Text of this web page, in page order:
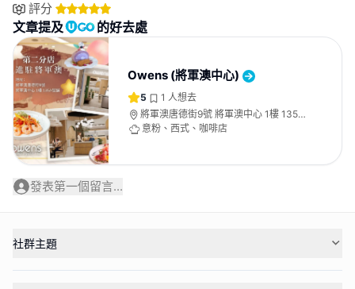
評分
文章提及 的好去處
Owens (將軍澳中心)
5 1 人想去
將軍澳唐德街9號 將軍澳中心 1樓 135A
號舖
意粉、西式、咖啡店
發表第一個留言...
社群主題